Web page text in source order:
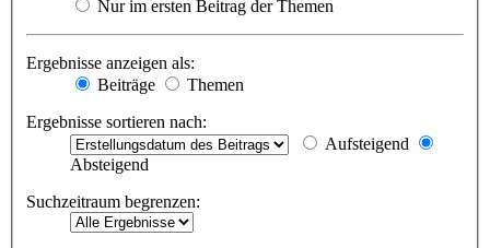
Nur im ersten Beitrag der Themen
Ergebnisse anzeigen als:
Beiträge
Themen
Ergebnisse sortieren nach:
Aufsteigend
Absteigend
Suchzeitraum begrenzen: